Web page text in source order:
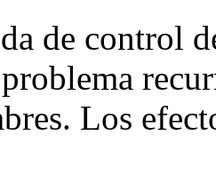
de control
Los